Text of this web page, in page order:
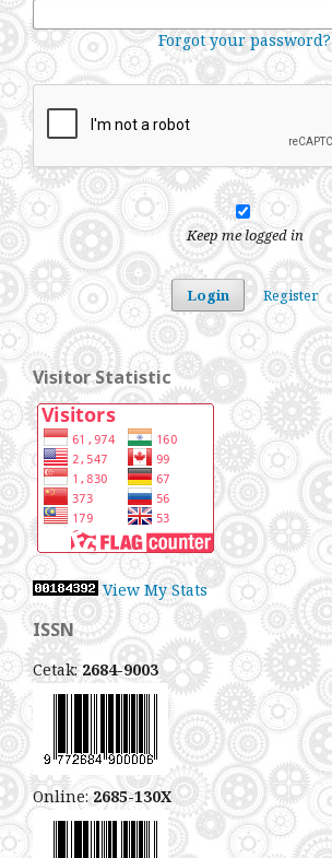
Forgot your password?
Keep me logged in
Login Register
Visitor Statistic
View My Stats
ISSN
Cetak:2684-9003
Online:2685-130X